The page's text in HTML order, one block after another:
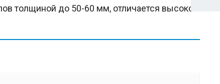
толщиной до 50-60 мм, отличается высокой